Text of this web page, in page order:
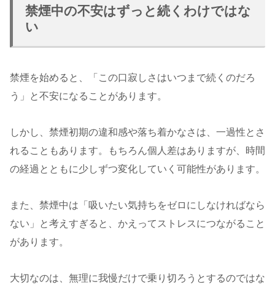
禁煙中の不安はずっと続くわけではな
い
禁煙を始めると、「この口寂しさはいつまで続くのだろ
う」と不安になることがあります。
しかし、禁煙初期の違和感や落ち着かなさは、一過性とさ
れることもあります。もちろん個人差はありますが、時間
の経過とともに少しずつ変化していく可能性があります。
また、禁煙中は「吸いたい気持ちをゼロにしなければなら
ない」と考えすぎると、かえってストレスにつながること
があります。
大切なのは、無理に我慢だけで乗り切ろうとするのではな